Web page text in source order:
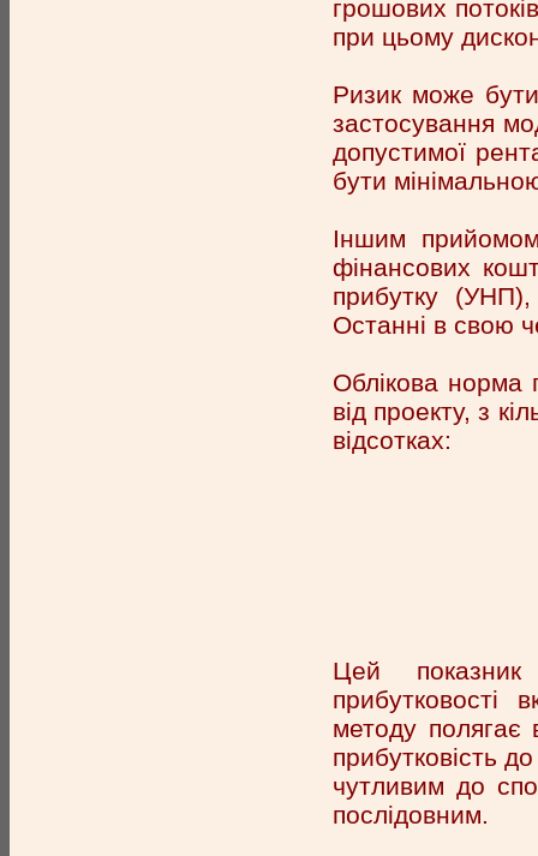
грошових
при цьому
Ризик може
застосування
допустимої
бути
Іншим
фінансових
прибутку (УНП),
Останні в свою
Облікова норма
від проекту, з
відсотках:
Цей показник
прибутковості
методу полягає
прибутковість
чутливим до
послідовним.